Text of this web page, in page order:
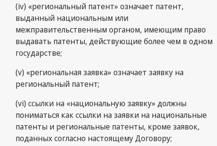
(iv) «региональный патент» означает патент,
выданный национальным или
межправительственным органом, имеющим право
выдавать патенты, действующие более чем в одном
государстве;
(v) «региональная заявка» означает заявку на
региональный патент;
(vi) ссылки на «национальную заявку» должны
пониматься как ссылки на заявки на национальные
патенты и региональные патенты, кроме заявок,
поданных согласно настоящему Договору;